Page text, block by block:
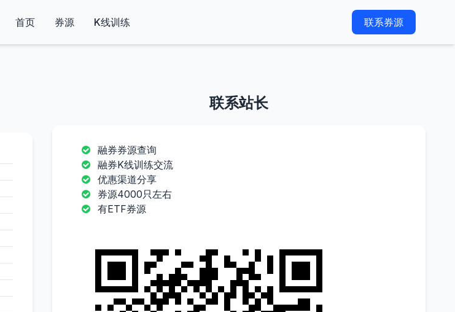
首页 券源 K线训练 联系券源
联系站长
融券券源查询
融券K线训练交流
优惠渠道分享
券源4000只左右
有ETF券源